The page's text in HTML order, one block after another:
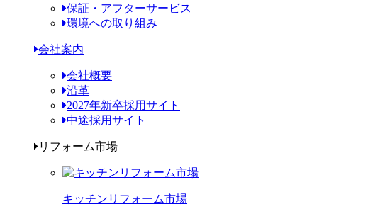
保証・アフターサービス
環境への取り組み
会社案内
会社概要
沿革
2027年新卒採用サイト
中途採用サイト
リフォーム市場
キッチンリフォーム市場